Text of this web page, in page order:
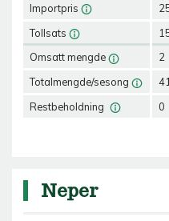
Importpris
Tollsats
Omsatt mengde
Totalmengde/sesong
Restbeholdning
2
0
Neper